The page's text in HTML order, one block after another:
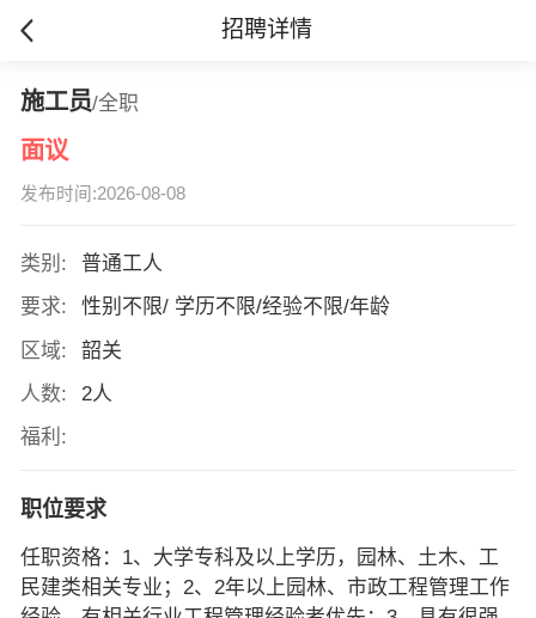
招聘详情
施工员/全职
面议
发布时间:2026-08-08
类别:
普通工人
要求:
性别不限/ 学历不限/经验不限/年龄
区域:
韶关
人数:
2人
福利:
职位要求
任职资格：1、大学专科及以上学历，园林、土木、工
民建类相关专业；2、2年以上园林、市政工程管理工作